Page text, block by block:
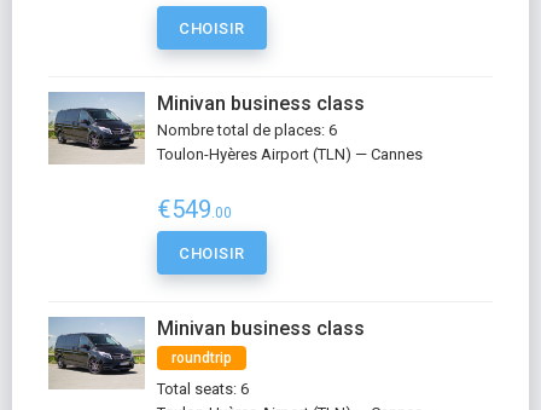
CHOISIR
Minivan business class
Nombre total de places: 6
Toulon-Hyères Airport (TLN) — Cannes
€549.00
CHOISIR
Minivan business class
roundtrip
Total seats: 6